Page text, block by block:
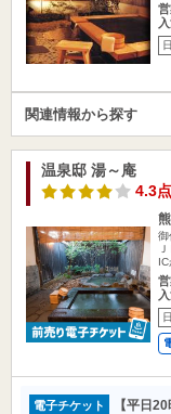
関連情報から探す
温泉邸 湯～庵
4.3点
御
IC
電子チケット 【平日